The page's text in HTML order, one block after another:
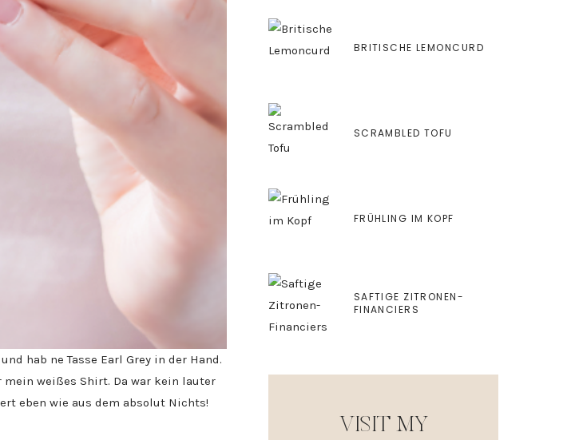
hab ne Tasse Earl Grey in der Hand.
mein weißes Shirt. Da war kein lauter
eben wie aus dem absolut Nichts!
BRITISCHE LEMONCURD
SCRAMBLED TOFU
FRÜHLING IM KOPF
SAFTIGE ZITRONEN-
FINANCIERS
VISIT MY